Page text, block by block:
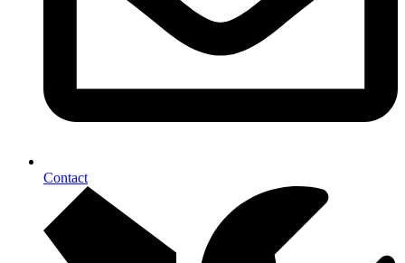
Contact